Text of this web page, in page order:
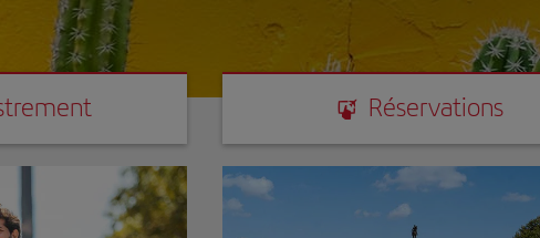
Réservations
Réservations